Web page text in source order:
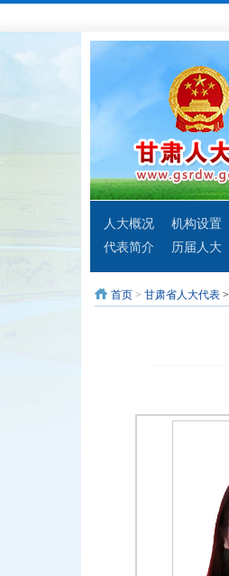
人大概况
机构设置
代表简介
历届人大
首页 > 甘肃省人大代表 >